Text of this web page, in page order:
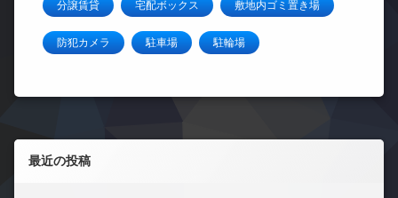
分譲賃貸 宅配ボックス 敷地内ゴミ置き場
防犯カメラ 駐車場 駐輪場
左サイドバー
最近の投稿